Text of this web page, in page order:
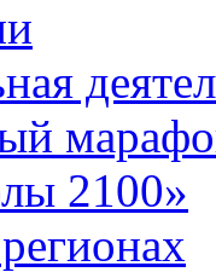
2100»